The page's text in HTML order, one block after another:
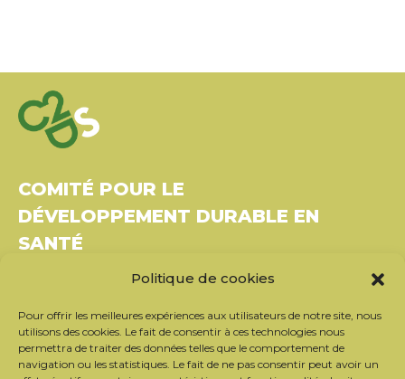
Politique de cookies
Pour offrir les meilleures expériences aux utilisateurs de notre site, nous
utilisons des cookies. Le fait de consentir à ces technologies nous
permettra de traiter des données telles que le comportement de
navigation ou les statistiques. Le fait de ne pas consentir peut avoir un
COMITÉ POUR LE
DÉVELOPPEMENT DURABLE EN
SANTÉ
Bâtiment Le Rubixco, 1 rue Bernard Maris
Tél. : 06 26 49 36 81 – contact@c2ds.eu